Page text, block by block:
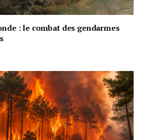
: le combat des gendarmes